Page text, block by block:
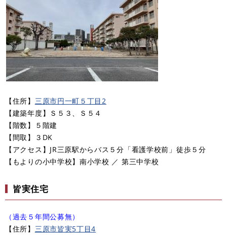
【住所】 三原市円一町５丁目2​
【建築年度】Ｓ５３、Ｓ５４
【階数】５階建
【間取】３DK
【アクセス】JR三原駅からバス５分「看護学校前」徒歩５分
​【もよりの小中学校】南小学校 ／ 第三中学校
皆実住宅
（過去５年間公募無）
【住所】 三原市皆実5丁目4